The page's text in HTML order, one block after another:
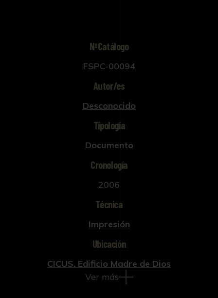
NºCatálogo
FSPC-00094
Autor/es
Desconocido
Tipología
Documento
Cronología
2006
Técnica
Impresión
Ubicación
CICUS. Edificio Madre de Dios
Ver más